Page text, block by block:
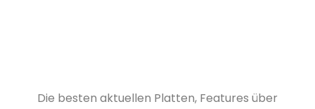
Die besten aktuellen Platten, Features über